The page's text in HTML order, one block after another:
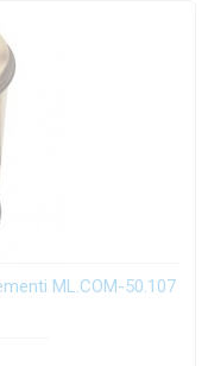
ML.COM-50.107